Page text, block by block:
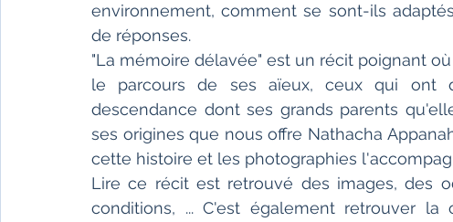
environnement, comment se sont-ils
de réponses.
"La mémoire délavée" est un récit poignant
le parcours de ses aïeux, ceux qui ont
descendance dont ses grands parents
ses origines que nous offre Nathacha
cette histoire et les photographies
Lire ce récit est retrouvé des images, des
conditions, ... C'est également retrouver